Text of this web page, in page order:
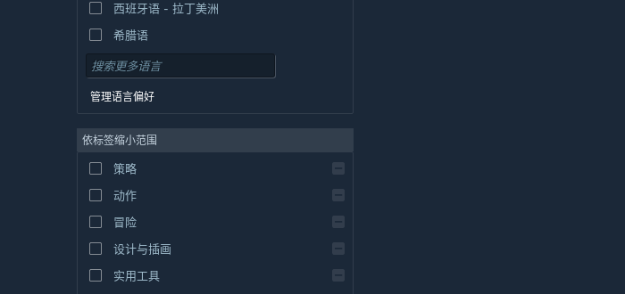
西班牙语 - 拉丁美洲
希腊语
管理语言偏好
依标签缩小范围
策略
动作
冒险
设计与插画
实用工具